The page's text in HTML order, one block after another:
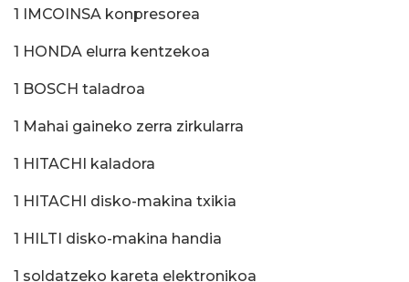
1 IMCOINSA konpresorea
1 HONDA elurra kentzekoa
1 BOSCH taladroa
1 Mahai gaineko zerra zirkularra
1 HITACHI kaladora
1 HITACHI disko-makina txikia
1 HILTI disko-makina handia
1 soldatzeko kareta elektronikoa